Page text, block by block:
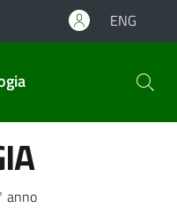
ENG
anno